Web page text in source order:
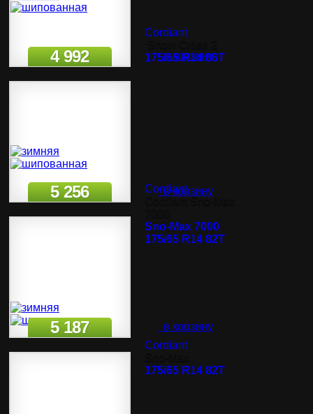
4 992
Cordiant
175/65 R14 86T
в корзину
5 256
Cordiant
Sno-Max 7000
175/65 R14 82T
в корзину
5 187
Cordiant
175/65 R14 82T
в корзину